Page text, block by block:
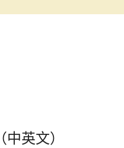
英文）